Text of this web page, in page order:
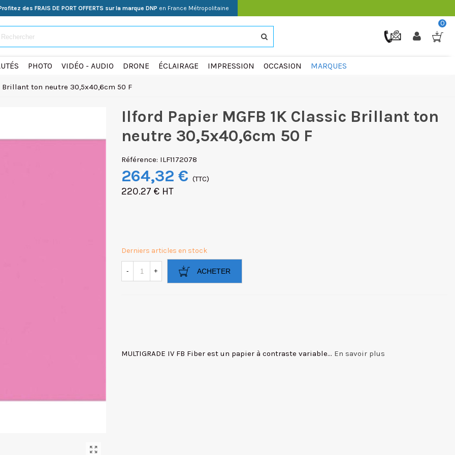
des FRAIS DE PORT OFFERTS sur la marque DNP en France Métropolitaine
0
PHOTO VIDÉO - AUDIO DRONE ÉCLAIRAGE IMPRESSION OCCASION MARQUES
Brillant ton neutre 30,5x40,6cm 50 F
Ilford Papier MGFB 1K Classic Brillant ton
neutre 30,5x40,6cm 50 F
Référence: ILF1172078
264,32 € (TTC)
220.27 € HT
Derniers articles en stock
- + ACHETER
MULTIGRADE IV FB Fiber est un papier à contraste variable... En savoir plus